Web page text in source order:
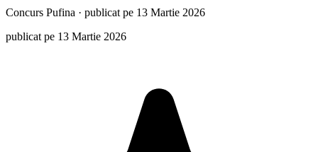
Concurs Pufina · publicat pe 13 Martie 2026
publicat pe 13 Martie 2026